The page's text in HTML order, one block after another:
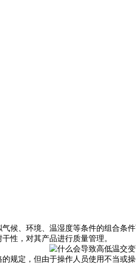
候、环境、温湿度等条件的组合条
性，对其产品进行质量管理。
定，但由于操作人员使用不当或